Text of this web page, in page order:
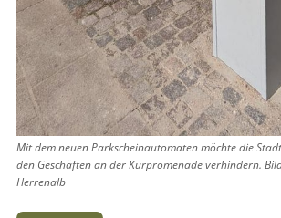
Mit dem neuen Parkscheinautomaten möchte die
den Geschäften an der Kurpromenade verhindern.
Herrenalb